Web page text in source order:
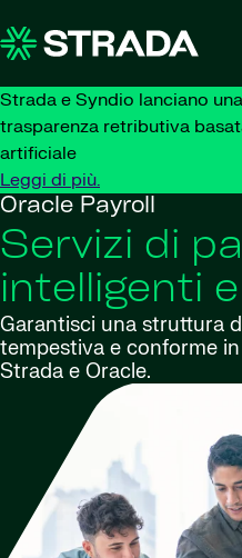
Strada e Syndio lanciano
trasparenza retributiva
artificiale
Leggi di più.
Oracle Payroll
Servizi di
intelligenti
Garantisci una struttura
tempestiva e conforme
Strada e Oracle.